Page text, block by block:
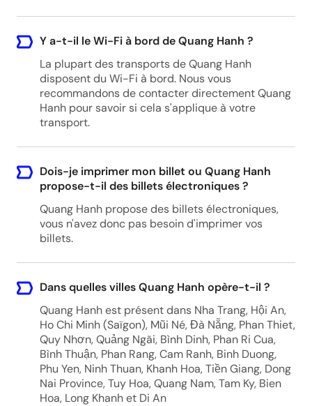
Y a-t-il le Wi-Fi à bord de Quang Hanh ?
La plupart des transports de Quang Hanh
disposent du Wi-Fi à bord. Nous vous
recommandons de contacter directement Quang
Hanh pour savoir si cela s'applique à votre
transport.
Dois-je imprimer mon billet ou Quang Hanh
propose-t-il des billets électroniques ?
Quang Hanh propose des billets électroniques,
vous n'avez donc pas besoin d'imprimer vos
billets.
Dans quelles villes Quang Hanh opère-t-il ?
Quang Hanh est présent dans Nha Trang, Hội An,
Ho Chi Minh (Saïgon), Mũi Né, Đà Nẵng, Phan Thiet,
Quy Nhơn, Quảng Ngãi, Bình Dinh, Phan Ri Cua,
Bình Thuận, Phan Rang, Cam Ranh, Binh Duong,
Phu Yen, Ninh Thuan, Khanh Hoa, Tiền Giang, Dong
Nai Province, Tuy Hoa, Quang Nam, Tam Ky, Bien
Hoa, Long Khanh et Di An